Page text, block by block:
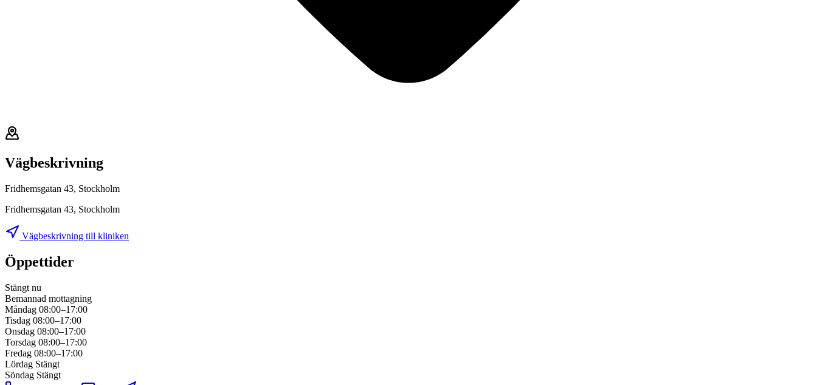
Vägbeskrivning
Fridhemsgatan 43, Stockholm
Fridhemsgatan 43, Stockholm
Vägbeskrivning till kliniken
Öppettider
Stängt nu
Bemannad mottagning
Måndag 08:00–17:00
Tisdag 08:00–17:00
Onsdag 08:00–17:00
Torsdag 08:00–17:00
Fredag 08:00–17:00
Lördag Stängt
Söndag Stängt